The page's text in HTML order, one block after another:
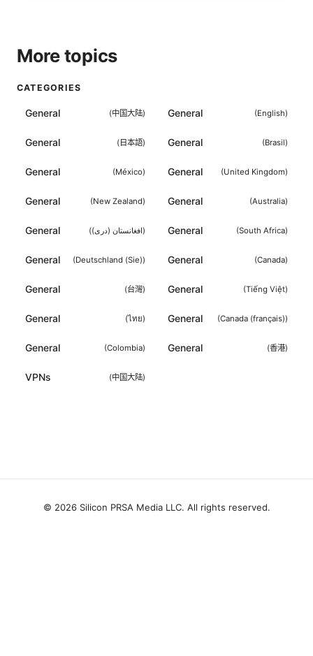
More topics
CATEGORIES
General (中国大陆) General (English)
General ( 日本語) General (Brasil)
General (México) General (United Kingdom)
General (New Zealand) General (Australia)
General (افغانستان (دری)) General (South Africa)
General (Deutschland (Sie)) General (Canada)
General (台灣) General (Tiếng Việt)
General (ไทย) General (Canada (français))
General (Colombia) General (香港)
VPNs (中国大陆)
© 2026 Silicon PRSA Media LLC. All rights reserved.